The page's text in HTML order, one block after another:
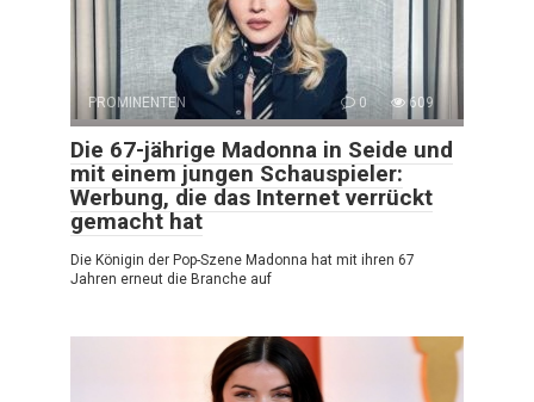
PROMINENTEN 0 609
Die 67-jährige Madonna in Seide und
mit einem jungen Schauspieler:
Werbung, die das Internet verrückt
gemacht hat
Die Königin der Pop-Szene Madonna hat mit ihren 67
Jahren erneut die Branche auf